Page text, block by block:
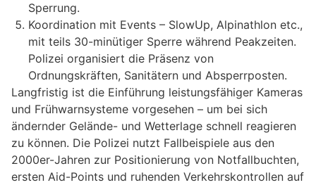
Sperrung.
Koordination mit Events – SlowUp, Alpinathlon etc.,
mit teils 30-minütiger Sperre während Peakzeiten.
Polizei organisiert die Präsenz von
Ordnungskräften, Sanitätern und Absperrposten.
Langfristig ist die Einführung leistungsfähiger Kameras
und Frühwarnsysteme vorgesehen – um bei sich
ändernder Gelände- und Wetterlage schnell reagieren
zu können. Die Polizei nutzt Fallbeispiele aus den
2000er-Jahren zur Positionierung von Notfallbuchten,
ersten Aid-Points und ruhenden Verkehrskontrollen auf